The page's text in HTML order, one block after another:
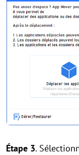
Étape 3.